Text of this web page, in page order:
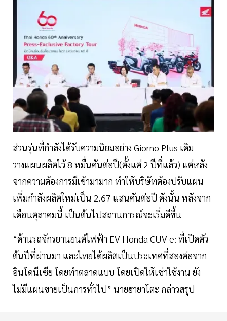
ส่วนรุ่นที่กำลังได้รับความนิยมอย่าง Giorno Plus เดิม
วางแผนผลิตไว้ 8 หมื่นคันต่อปี(ตั้งแต่ 2 ปีที่แล้ว) แต่หลัง
จากความต้องการมีเข้ามามาก ทำให้บริษัทต้องปรับแผน
เพิ่มกำลังผลิตใหม่เป็น 2.67 แสนคันต่อปี ดังนั้น หลังจาก
เดือนตุลาคมนี้ เป็นต้นไปสถานการณ์จะเริ่มดีขึ้น
“ด้านรถจักรยานยนต์ไฟฟ้า EV Honda CUV e: ที่เปิดตัว
ต้นปีที่ผ่านมา และไทยได้ผลิตเป็นประเทศที่สองต่อจาก
อินโดนีเซีย โดยทำตลาดแบบ โดยเปิดให้เช่าใช้งาน ยัง
ไม่มีแผนขายเป็นการทั่วไป” นายฮายาโตะ กล่าวสรุป